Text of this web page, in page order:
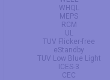
WHQL
MEPS
RCM
UL
TUV Flicker-free
eStandby
TUV Low Blue Light
ICES-3
CEC